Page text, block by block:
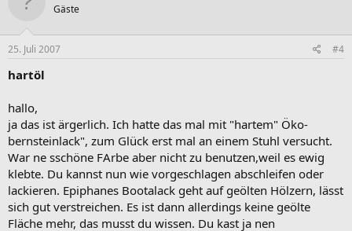
Gäste
25. Juli 2007 #4
hartöl
hallo,
ja das ist ärgerlich. Ich hatte das mal mit "hartem" Öko-
bernsteinlack", zum Glück erst mal an einem Stuhl versucht.
War ne sschöne FArbe aber nicht zu benutzen,weil es ewig
klebte. Du kannst nun wie vorgeschlagen abschleifen oder
lackieren. Epiphanes Bootalack geht auf geölten Hölzern, lässt
sich gut verstreichen. Es ist dann allerdings keine geölte
Fläche mehr, das musst du wissen. Du kast ja nen